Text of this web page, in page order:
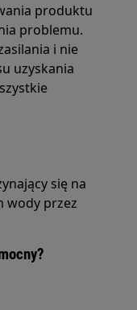
produktu
problemu.
i nie
uzyskania
się na
wody przez